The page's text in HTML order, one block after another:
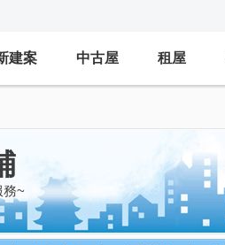
建案 中古屋 租屋
務~